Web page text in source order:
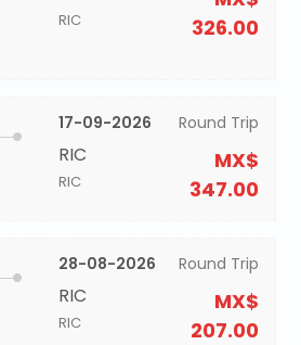
RIC
326.00
17-09-2026
RIC
RIC
Round Trip
MX$
347.00
28-08-2026
RIC
RIC
Round Trip
MX$
207.00